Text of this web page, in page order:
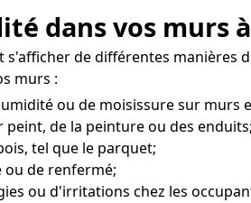
dans vos murs
de différentes manières
murs :
ou de moisissure sur murs
peint, de la peinture ou des enduits;
tel que le parquet;
ou de renfermé;
ou d'irritations chez les